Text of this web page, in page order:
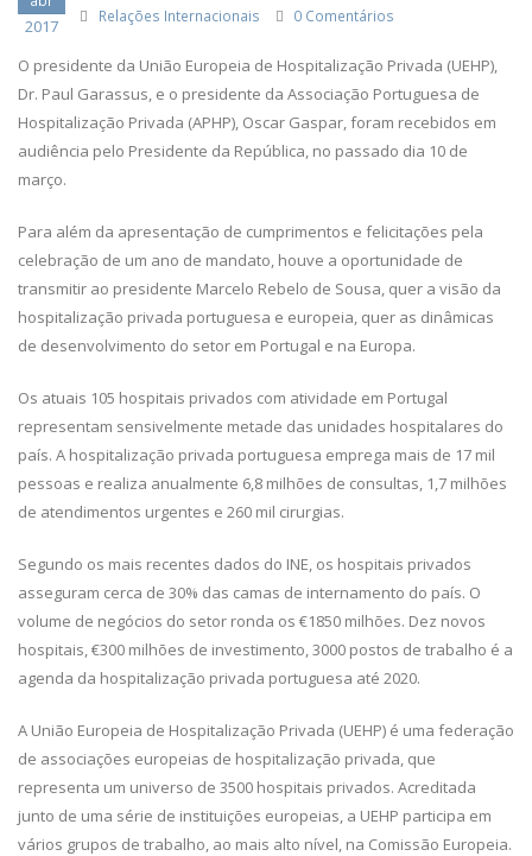
2017 Relações Internacionais 0 Comentários
O presidente da União Europeia de Hospitalização Privada (UEHP),
Dr. Paul Garassus, e o presidente da Associação Portuguesa de
Hospitalização Privada (APHP), Oscar Gaspar, foram recebidos em
audiência pelo Presidente da República, no passado dia 10 de
março.
Para além da apresentação de cumprimentos e felicitações pela
celebração de um ano de mandato, houve a oportunidade de
transmitir ao presidente Marcelo Rebelo de Sousa, quer a visão da
hospitalização privada portuguesa e europeia, quer as dinâmicas
de desenvolvimento do setor em Portugal e na Europa.
Os atuais 105 hospitais privados com atividade em Portugal
representam sensivelmente metade das unidades hospitalares do
país. A hospitalização privada portuguesa emprega mais de 17 mil
pessoas e realiza anualmente 6,8 milhões de consultas, 1,7 milhões
de atendimentos urgentes e 260 mil cirurgias.
Segundo os mais recentes dados do INE, os hospitais privados
asseguram cerca de 30% das camas de internamento do país. O
volume de negócios do setor ronda os €1850 milhões. Dez novos
hospitais, €300 milhões de investimento, 3000 postos de trabalho é a
agenda da hospitalização privada portuguesa até 2020.
A União Europeia de Hospitalização Privada (UEHP) é uma federação
de associações europeias de hospitalização privada, que
representa um universo de 3500 hospitais privados. Acreditada
junto de uma série de instituições europeias, a UEHP participa em
vários grupos de trabalho, ao mais alto nível, na Comissão Europeia.